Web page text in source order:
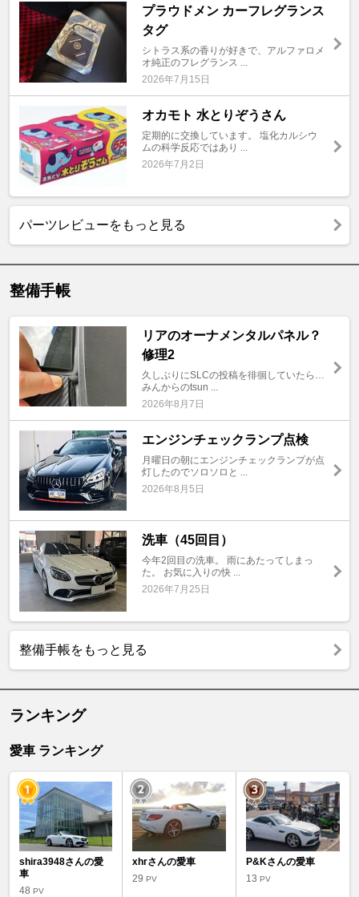
プラウドメン カーフレグランス
タグ
シトラス系の香りが好きで、アルファロメ
オ純正のフレグランス ...
2026年7月15日
オカモト 水とりぞうさん
定期的に交換しています。 塩化カルシウ
ムの科学反応ではあり ...
2026年7月2日
パーツレビューをもっと見る
整備手帳
リアのオーナメンタルパネル？
修理2
久しぶりにSLCの投稿を徘徊していたら…
みんからのtsun ...
2026年8月7日
エンジンチェックランプ点検
月曜日の朝にエンジンチェックランプが点
灯したのでソロソロと ...
2026年8月5日
洗車（45回目）
今年2回目の洗車。 雨にあたってしまっ
た。 お気に入りの快 ...
2026年7月25日
整備手帳をもっと見る
ランキング
愛車 ランキング
shira3948さんの愛
車
48 PV
xhrさんの愛車
29PV
P&Kさんの愛車
13 PV